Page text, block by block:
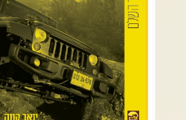
רכב שטח רך רכב שטח קשוח